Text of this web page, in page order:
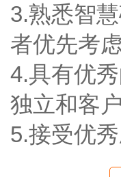
3.熟悉智
者优先考
4.具有优
独立和客
5.接受优